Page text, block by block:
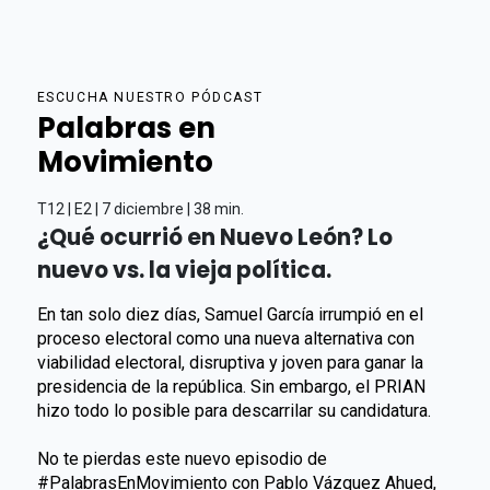
ESCUCHA NUESTRO PÓDCAST
Palabras en
Movimiento
T12 | E2 | 7 diciembre | 38 min.
¿Qué ocurrió en Nuevo León? Lo
nuevo vs. la vieja política.
En tan solo diez días, Samuel García irrumpió en el
proceso electoral como una nueva alternativa con
viabilidad electoral, disruptiva y joven para ganar la
presidencia de la república. Sin embargo, el PRIAN
hizo todo lo posible para descarrilar su candidatura.
No te pierdas este nuevo episodio de
#PalabrasEnMovimiento con Pablo Vázquez Ahued,